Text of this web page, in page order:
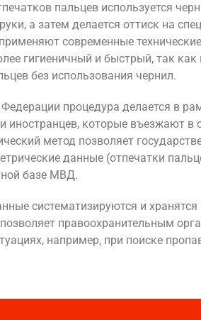
пальцев используется
а затем делается оттиск на
современные
гигиеничный и быстрый, так
без использования чернил.
процедура делается в
иностранцев, которые въезжают в
метод позволяет
данные (отпечатки
базе МВД.
систематизируются и хранятся
правоохранительным
например, при поиске